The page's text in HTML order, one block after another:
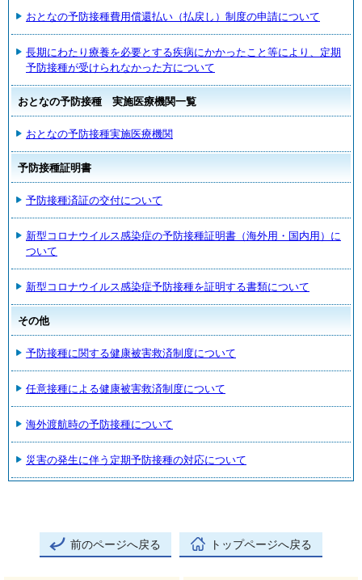
おとなの予防接種費用償還払い（払戻し）制度の申請について
長期にわたり療養を必要とする疾病にかかったこと等により、定期
予防接種が受けられなかった方について
おとなの予防接種 実施医療機関一覧
おとなの予防接種実施医療機関
予防接種証明書
予防接種済証の交付について
新型コロナウイルス感染症の予防接種証明書（海外用・国内用）に
ついて
新型コロナウイルス感染症予防接種を証明する書類について
その他
予防接種に関する健康被害救済制度について
任意接種による健康被害救済制度について
海外渡航時の予防接種について
災害の発生に伴う定期予防接種の対応について
前のページへ戻る トップページへ戻る